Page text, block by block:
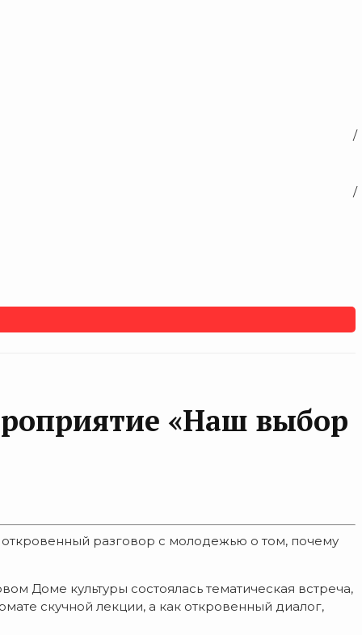
«Наш выбор
разговор с молодежью о том, почему
Доме культуры состоялась тематическая встреча,
скучной лекции, а как откровенный диалог,